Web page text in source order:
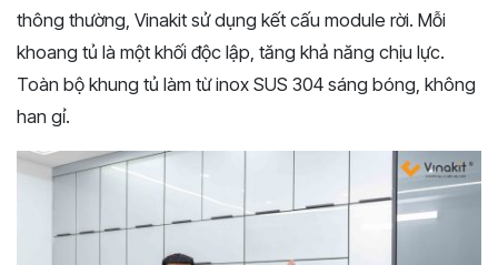
thông thường, Vinakit sử dụng kết cấu module rời. Mỗi
khoang tủ là một khối độc lập, tăng khả năng chịu lực.
Toàn bộ khung tủ làm từ inox SUS 304 sáng bóng, không
han gỉ.